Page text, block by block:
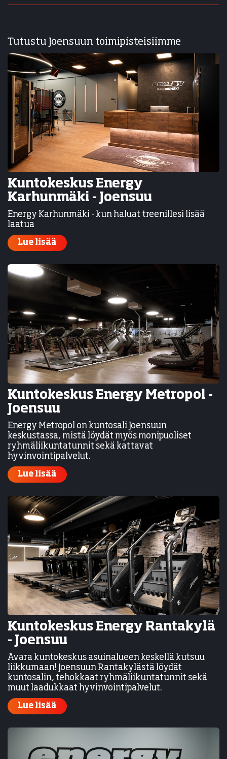
Tutustu Joensuun toimipisteisiimme
Kuntokeskus Energy
Karhunmäki - Joensuu
Energy Karhunmäki - kun haluat treenillesi lisää
laatua
Lue lisää
Kuntokeskus Energy Metropol -
Joensuu
Energy Metropol on kuntosali Joensuun
keskustassa, mistä löydät myös monipuoliset
ryhmäliikuntatunnit sekä kattavat
hyvinvointipalvelut.
Lue lisää
Kuntokeskus Energy Rantakylä
- Joensuu
Avara kuntokeskus asuinalueen keskellä kutsuu
liikkumaan! Joensuun Rantakylästä löydät
kuntosalin, tehokkaat ryhmäliikuntatunnit sekä
muut laadukkaat hyvinvointipalvelut.
Lue lisää